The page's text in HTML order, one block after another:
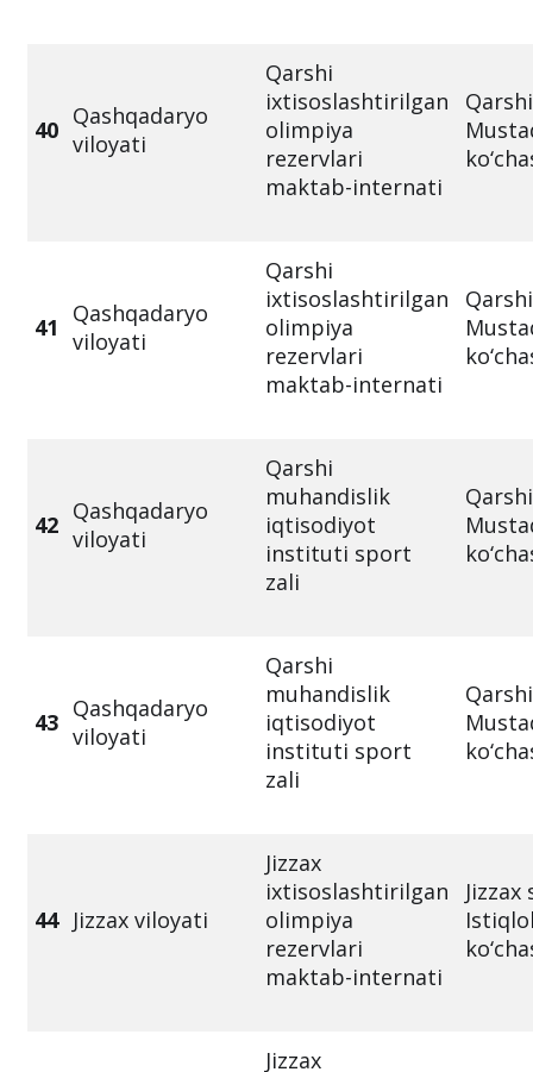
40 Qashqadaryo
viloyati
Qarshi
ixtisoslashtirilgan
olimpiya
rezervlari
maktab-internati
41
Qashqadaryo
viloyati
Qarshi
ixtisoslashtirilgan
olimpiya
rezervlari
maktab-internati
42 Qashqadaryo
viloyati
Qarshi
muhandislik
iqtisodiyot
instituti sport
zali
43 Qashqadaryo
viloyati
Qarshi
muhandislik
iqtisodiyot
instituti sport
zali
44 Jizzax viloyati
Jizzax
ixtisoslashtirilgan
olimpiya
rezervlari
maktab-internati
Jizzax